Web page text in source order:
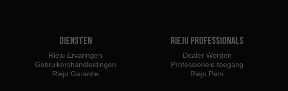
Diensten
Rieju Ervaringen
Gebruikershandleidingen
Rieju Garantie
Rieju Professionals
Dealer Worden
Professionele toegang
Rieju Pers